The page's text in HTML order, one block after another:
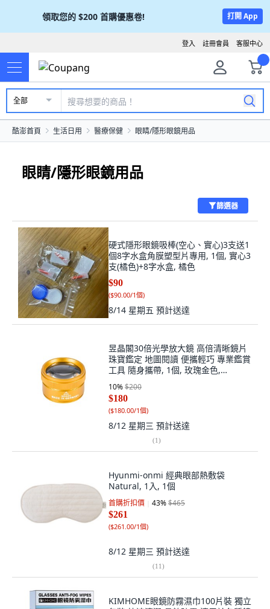
領取您的 $200 首購優惠卷! 打開 App
客服中心
註冊會員
登入
全部
酷澎首頁 生活日用 醫療保健 眼睛/隱形眼鏡用品
眼睛/隱形眼鏡用品
篩選器
硬式隱形眼鏡吸棒(空心、實心)3支送1
個8字水盒角膜塑型片專用, 1個, 實心3
支(橘色)+8字水盒, 橘色
$90
($90.00/1個)
8/14 星期五 預計送達
昱晶閣30倍光學放大鏡 高倍清晰鏡片
珠寶鑑定 地圖閱讀 便攜輕巧 專業鑑賞
工具 隨身攜帶, 1個, 玫瑰金色,
CS30x40mm
10%$200
$180
($180.00/1個)
8/12 星期三 預計送達
(1)
Hyunmi-onmi 經典眼部熱敷袋
Natural, 1入, 1個
首購折扣價 43%$465
$261
($261.00/1個)
8/12 星期三 預計送達
(11)
KIMHOME眼鏡防霧濕巾100片裝 獨立